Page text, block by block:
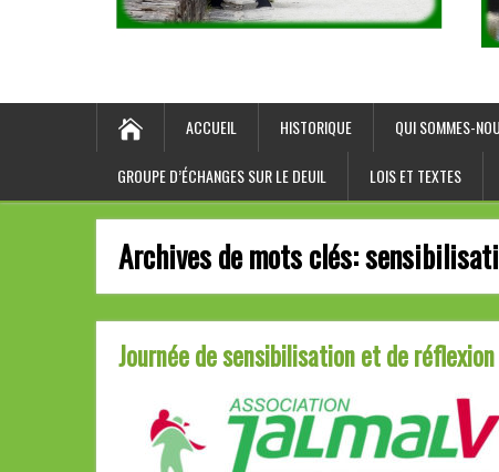
ACCUEIL HISTORIQUE QUI SOMMES-
GROUPE D’ÉCHANGES SUR LE DEUIL LOIS ET TEXTES
Archives de mots clés:
Journée de sensibilisation et de réflexion